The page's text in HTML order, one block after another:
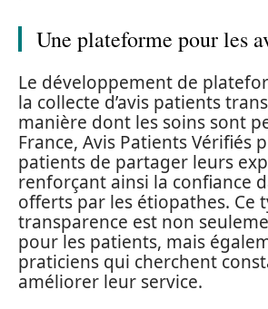
Une plateforme pour les
Le développement de
la collecte d’avis patients
manière dont les soins sont
France, Avis Patients Vérifiés
patients de partager leurs
renforçant ainsi la confiance
offerts par les étiopathes. Ce
transparence est non
pour les patients, mais
praticiens qui cherchent
améliorer leur service.